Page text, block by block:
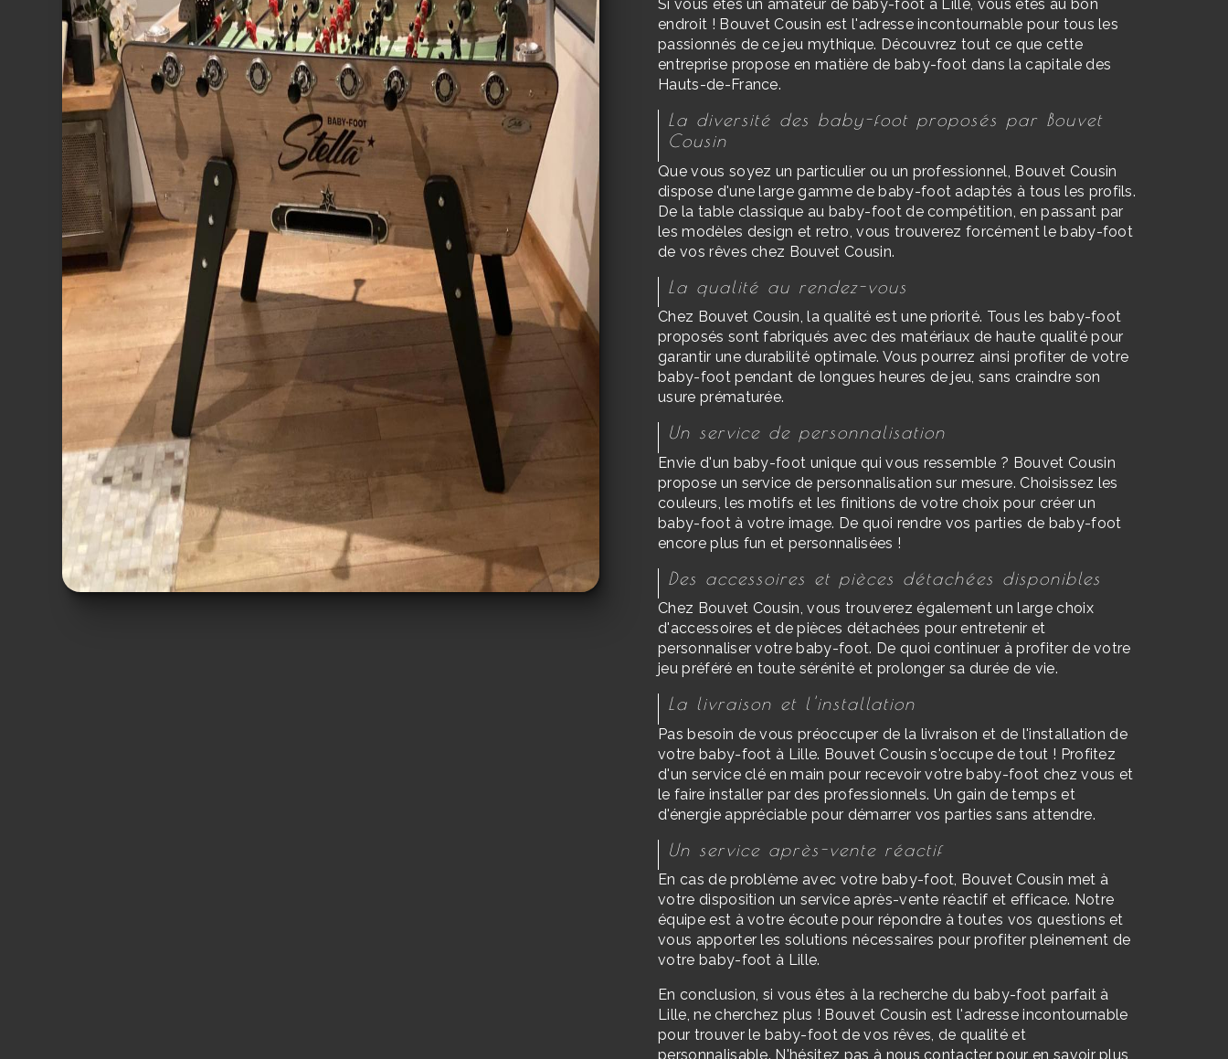
Si vous êtes un amateur de baby-foot à Lille, vous êtes au bon
endroit ! Bouvet Cousin est l'adresse incontournable pour tous les
passionnés de ce jeu mythique. Découvrez tout ce que cette
entreprise propose en matière de baby-foot dans la capitale des
Hauts-de-France.
La diversité des baby-foot proposés par Bouvet
Cousin
Que vous soyez un particulier ou un professionnel, Bouvet Cousin
dispose d'une large gamme de baby-foot adaptés à tous les profils.
De la table classique au baby-foot de compétition, en passant par
les modèles design et retro, vous trouverez forcément le baby-foot
de vos rêves chez Bouvet Cousin.
La qualité au rendez-vous
Chez Bouvet Cousin, la qualité est une priorité. Tous les baby-foot
proposés sont fabriqués avec des matériaux de haute qualité pour
garantir une durabilité optimale. Vous pourrez ainsi profiter de votre
baby-foot pendant de longues heures de jeu, sans craindre son
usure prématurée.
Un service de personnalisation
Envie d'un baby-foot unique qui vous ressemble ? Bouvet Cousin
propose un service de personnalisation sur mesure. Choisissez les
couleurs, les motifs et les finitions de votre choix pour créer un
baby-foot à votre image. De quoi rendre vos parties de baby-foot
encore plus fun et personnalisées !
Des accessoires et pièces détachées disponibles
Chez Bouvet Cousin, vous trouverez également un large choix
d'accessoires et de pièces détachées pour entretenir et
personnaliser votre baby-foot. De quoi continuer à profiter de votre
jeu préféré en toute sérénité et prolonger sa durée de vie.
La livraison et l'installation
Pas besoin de vous préoccuper de la livraison et de l'installation de
votre baby-foot à Lille. Bouvet Cousin s'occupe de tout ! Profitez
d'un service clé en main pour recevoir votre baby-foot chez vous et
le faire installer par des professionnels. Un gain de temps et
d'énergie appréciable pour démarrer vos parties sans attendre.
Un service après-vente réactif
En cas de problème avec votre baby-foot, Bouvet Cousin met à
votre disposition un service après-vente réactif et efficace. Notre
équipe est à votre écoute pour répondre à toutes vos questions et
vous apporter les solutions nécessaires pour profiter pleinement de
votre baby-foot à Lille.
En conclusion, si vous êtes à la recherche du baby-foot parfait à
Lille, ne cherchez plus ! Bouvet Cousin est l'adresse incontournable
pour trouver le baby-foot de vos rêves, de qualité et
personnalisable. N'hésitez pas à nous contacter pour en savoir plus